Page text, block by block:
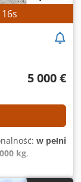
14s
5 000 €
w pełni
kg,
, wysokość